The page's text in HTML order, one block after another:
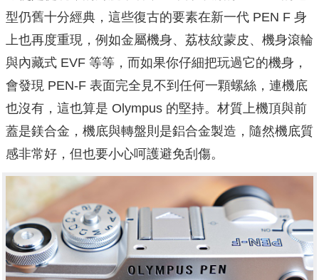
型仍舊十分經典，這些復古的要素在新一代 PEN F 身
上也再度重現，例如金屬機身、荔枝紋蒙皮、機身滾輪
與內藏式 EVF 等等，而如果你仔細把玩過它的機身，
會發現 PEN-F 表面完全見不到任何一顆螺絲，連機底
也沒有，這也算是 Olympus 的堅持。材質上機頂與前
蓋是鎂合金，機底與轉盤則是鋁合金製造，隨然機底質
感非常好，但也要小心呵護避免刮傷。